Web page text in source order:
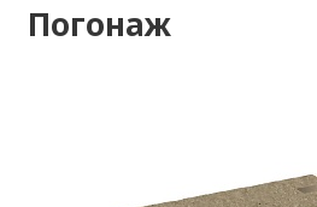
Погонаж